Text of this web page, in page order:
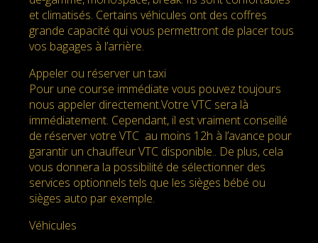
et climatisés. Certains véhicules ont des coffres
grande capacité qui vous permettront de placer tous
vos bagages à l’arrière.
Appeler ou réserver un taxi
Pour une course immédiate vous pouvez toujours
nous appeler directement.Votre VTC sera là
immédiatement. Cependant, il est vraiment conseillé
de réserver votre VTC au moins 12h à l’avance pour
garantir un chauffeur VTC disponible.. De plus, cela
vous donnera la possibilité de sélectionner des
services optionnels tels que les sièges bébé ou
sièges auto par exemple.
Véhicules